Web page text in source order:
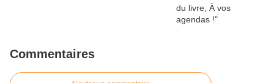
Commentaires